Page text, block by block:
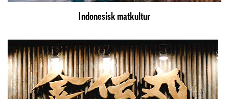
Indonesisk matkultur